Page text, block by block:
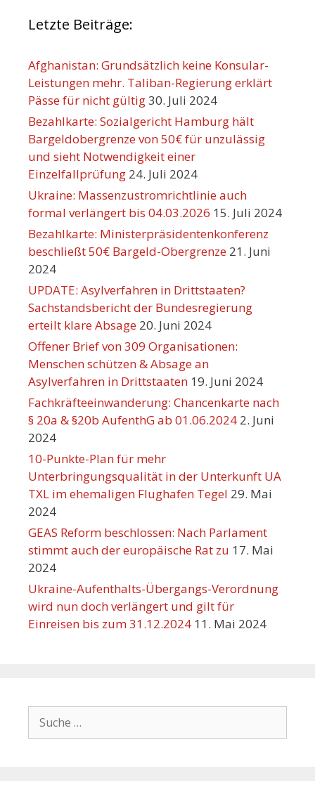
Letzte Beiträge:
Afghanistan: Grundsätzlich keine Konsular-
Leistungen mehr. Taliban-Regierung erklärt
Pässe für nicht gültig30. Juli 2024
Bezahlkarte: Sozialgericht Hamburg hält
Bargeldobergrenze von 50€ für unzulässig
und sieht Notwendigkeit einer
Einzelfallprüfung 24. Juli 2024
Ukraine: Massenzustromrichtlinie auch
formal verlängert bis 04.03.2026 15. Juli 2024
Bezahlkarte: Ministerpräsidentenkonferenz
beschließt 50€ Bargeld-Obergrenze 21. Juni
2024
UPDATE: Asylverfahren in Drittstaaten?
Sachstandsbericht der Bundesregierung
erteilt klare Absage 20. Juni 2024
Offener Brief von 309 Organisationen:
Menschen schützen & Absage an
Asylverfahren in Drittstaaten 19. Juni 2024
Fachkräfteeinwanderung: Chancenkarte nach
§ 20a & §20b AufenthG ab 01.06.2024 2. Juni
2024
10-Punkte-Plan für mehr
Unterbringungsqualität in der Unterkunft UA
TXL im ehemaligen Flughafen Tegel 29. Mai
2024
GEAS Reform beschlossen: Nach Parlament
stimmt auch der europäische Rat zu 17. Mai
2024
Ukraine-Aufenthalts-Übergangs-Verordnung
wird nun doch verlängert und gilt für
Einreisen bis zum 31.12.2024 11. Mai 2024